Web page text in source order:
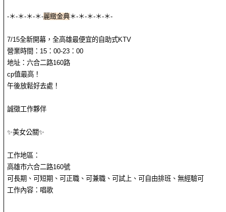
-＊-＊-＊-＊-麗緻金典＊-＊-＊-＊-＊-
7/15全新開幕，全高雄最便宜的自助式KTV
營業時間：15：00-23：00
地址：六合二路160路
cp值最高！
午後放鬆好去處！
誠徵工作夥伴
✨美女公關✨
工作地區：
高雄市六合二路160號
可長期、可短期、可正職、可兼職、可試上、可自由排班、無經驗可
工作內容：唱歌